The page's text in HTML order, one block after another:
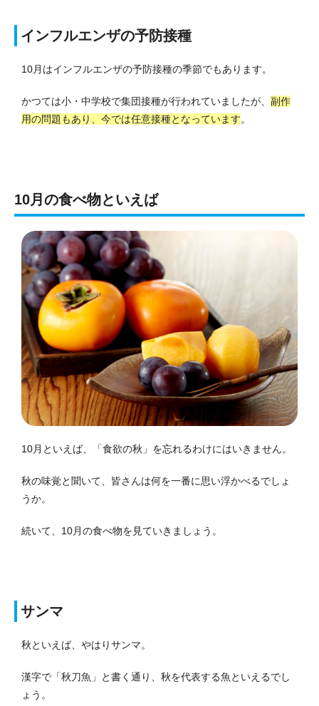
インフルエンザの予防接種
10月はインフルエンザの予防接種の季節でもあります。
かつては小・中学校で集団接種が行われていましたが、 副作
用の問題もあり、今では任意接種となっています。
10月の食べ物といえば
10月といえば、「食欲の秋」を忘れるわけにはいきません。
秋の味覚と聞いて、皆さんは何を一番に思い浮かべるでしょ
うか。
続いて、10月の食べ物を見ていきましょう。
サンマ
秋といえば、やはりサンマ。
漢字で「秋刀魚」と書く通り、秋を代表する魚といえるでし
ょう。